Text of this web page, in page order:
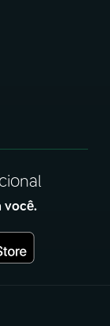
você.
aba)